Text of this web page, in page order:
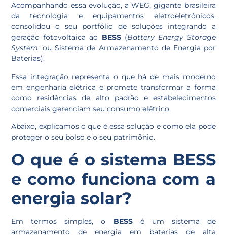
Acompanhando essa evolução, a WEG, gigante brasileira
da tecnologia e equipamentos eletroeletrônicos,
consolidou o seu portfólio de soluções integrando a
geração fotovoltaica ao BESS (Battery Energy Storage
System, ou Sistema de Armazenamento de Energia por
Baterias).
Essa integração representa o que há de mais moderno
em engenharia elétrica e promete transformar a forma
como residências de alto padrão e estabelecimentos
comerciais gerenciam seu consumo elétrico.
Abaixo, explicamos o que é essa solução e como ela pode
proteger o seu bolso e o seu patrimônio.
O que é o sistema BESS
e como funciona com a
energia solar?
Em termos simples, o BESSé um sistema de
armazenamento de energia em baterias de alta